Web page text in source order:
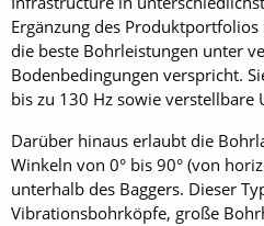
Ergänzung des
die beste Bohrleistungen unter
Bodenbedingungen verspricht.
bis zu 130 Hz sowie verstellbare
Darüber hinaus erlaubt die
Winkeln von 0° bis 90° (von
unterhalb des Baggers. Dieser
Vibrationsbohrköpfe, große